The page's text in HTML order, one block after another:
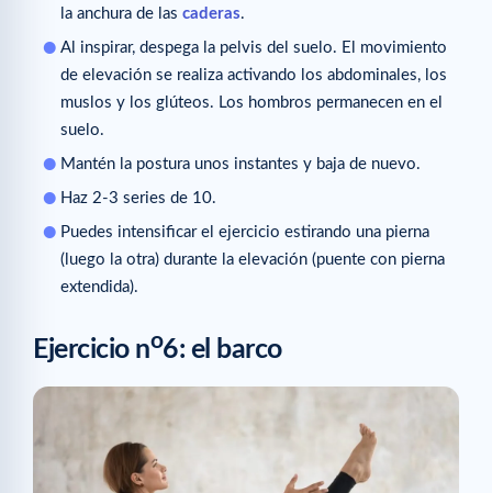
la anchura de las caderas.
Al inspirar, despega la pelvis del suelo. El movimiento
de elevación se realiza activando los abdominales, los
muslos y los glúteos. Los hombros permanecen en el
suelo.
Mantén la postura unos instantes y baja de nuevo.
Haz 2-3 series de 10.
Puedes intensificar el ejercicio estirando una pierna
(luego la otra) durante la elevación (puente con pierna
extendida).
Ejercicio no6: el barco